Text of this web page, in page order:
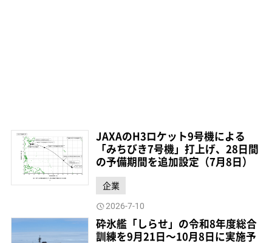
JAXAのH3ロケット9号機による
「みちびき7号機」打上げ、28日間
の予備期間を追加設定（7月8日）
企業
2026-7-10
砕氷艦「しらせ」の令和8年度総合
訓練を9月21日～10月8日に実施予